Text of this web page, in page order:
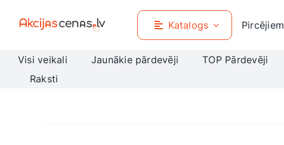
Katalogs Pircējiem
Visi veikali Jaunākie pārdevēji TOP Pārdevēji
Raksti